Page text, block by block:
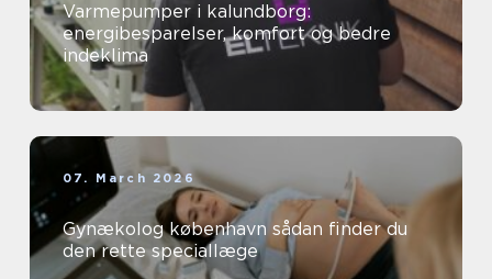
Varmepumper i kalundborg:
energibesparelser, komfort og bedre
indeklima
07. March 2026
Gynækolog københavn sådan finder du
den rette speciallæge